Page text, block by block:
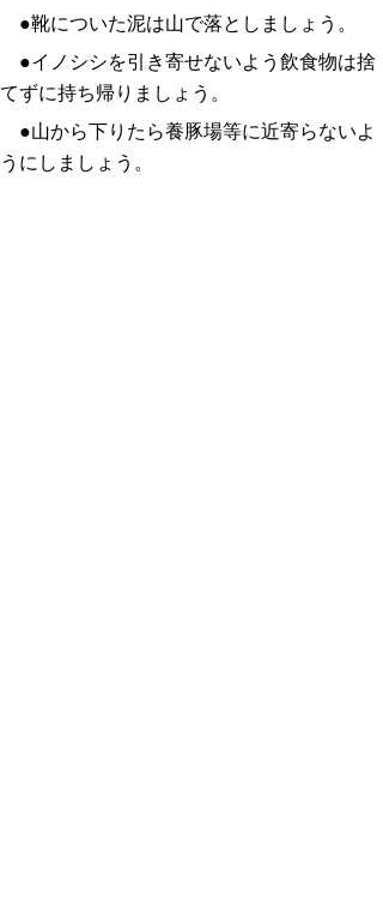
●靴についた泥は山で落としましょう。
●イノシシを引き寄せないよう飲食物は捨
てずに持ち帰りましょう。
●山から下りたら養豚場等に近寄らないよ
うにしましょう。